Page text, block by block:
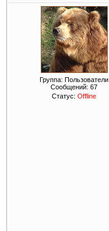
Группа: Пользователи
Сообщений: 67
Статус: Offline